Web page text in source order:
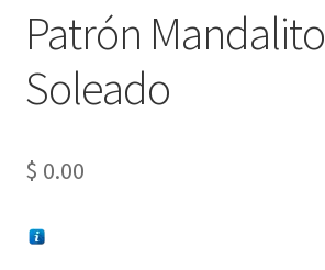
Patrón Mandalito
Soleado
$ 0.00